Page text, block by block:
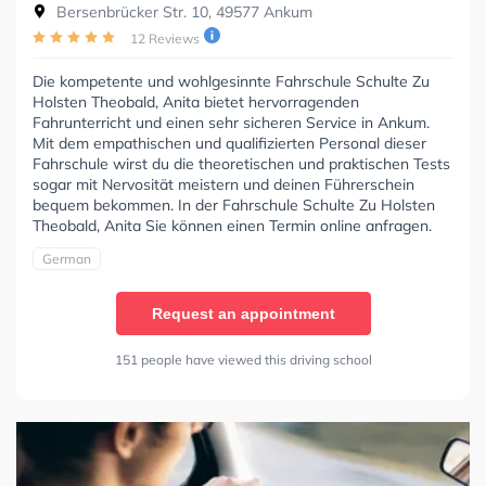
Bersenbrücker Str. 10, 49577 Ankum
12 Reviews
Die kompetente und wohlgesinnte Fahrschule Schulte Zu
Holsten Theobald, Anita bietet hervorragenden
Fahrunterricht und einen sehr sicheren Service in Ankum.
Mit dem empathischen und qualifizierten Personal dieser
Fahrschule wirst du die theoretischen und praktischen Tests
sogar mit Nervosität meistern und deinen Führerschein
bequem bekommen. In der Fahrschule Schulte Zu Holsten
Theobald, Anita Sie können einen Termin online anfragen.
German
Request an appointment
151 people have viewed this driving school